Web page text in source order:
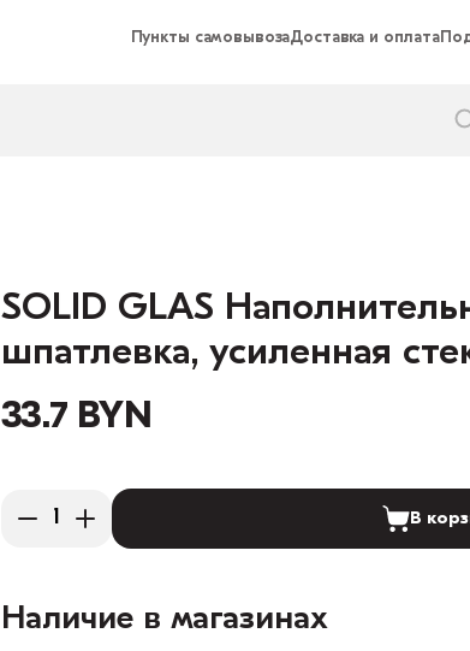
Пункты самовывозаДоставка и оплата
SOLID GLAS
шпатлевка, усиленная
33.7 BYN
В
Наличие в магазинах